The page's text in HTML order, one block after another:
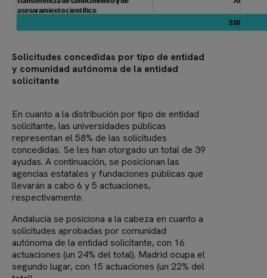
Solicitudes concedidas por tipo de entidad
y comunidad autónoma de la entidad
solicitante
En cuanto a la distribución por tipo de entidad
solicitante, las universidades públicas
representan el 58% de las solicitudes
concedidas. Se les han otorgado un total de 39
ayudas. A continuación, se posicionan las
agencias estatales y fundaciones públicas que
llevarán a cabo 6 y 5 actuaciones,
respectivamente.
Andalucía se posiciona a la cabeza en cuanto a
solicitudes aprobadas por comunidad
autónoma de la entidad solicitante, con 16
actuaciones (un 24% del total). Madrid ocupa el
segundo lugar, con 15 actuaciones (un 22% del